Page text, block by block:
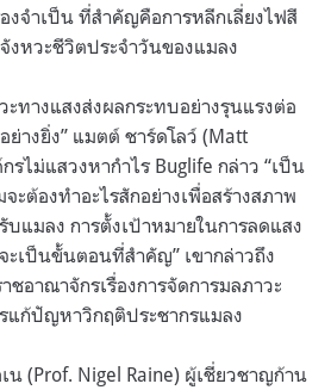
งจำเป็น ที่สำคัญคือการหลีกเลี่ยงไฟสี
งหวะชีวิตประจำวันของแมลง
ทางแสงส่งผลกระทบอย่างรุนแรงต่อ
างยิ่ง” แมตต์ ชาร์ดโลว์ (Matt
รไม่แสวงหากำไร Buglife กล่าว “เป็น
ะต้องทำอะไรสักอย่างเพื่อสร้างสภาพ
แมลง การตั้งเป้าหมายในการลดแสง
ะเป็นขั้นตอนที่สำคัญ” เขากล่าวถึง
อาณาจักรเรื่องการจัดการมลภาวะ
แก้ปัญหาวิกฤติประชากรแมลง
เน (Prof. Nigel Raine) ผู้เชี่ยวชาญก้าน